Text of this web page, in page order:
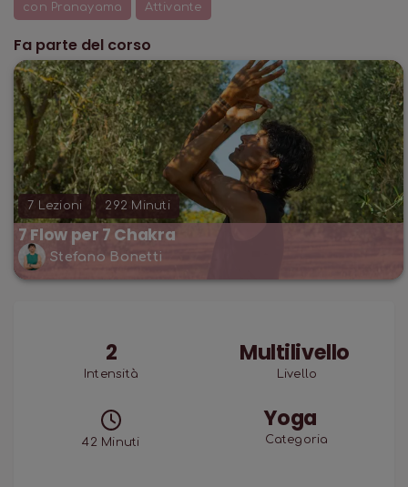
con Pranayama Attivante
Fa parte del corso
7 Lezioni 292 Minuti
7 Flow per 7 Chakra
Stefano Bonetti
2
Intensità
Multilivello
Livello
42 Minuti
Yoga
Categoria